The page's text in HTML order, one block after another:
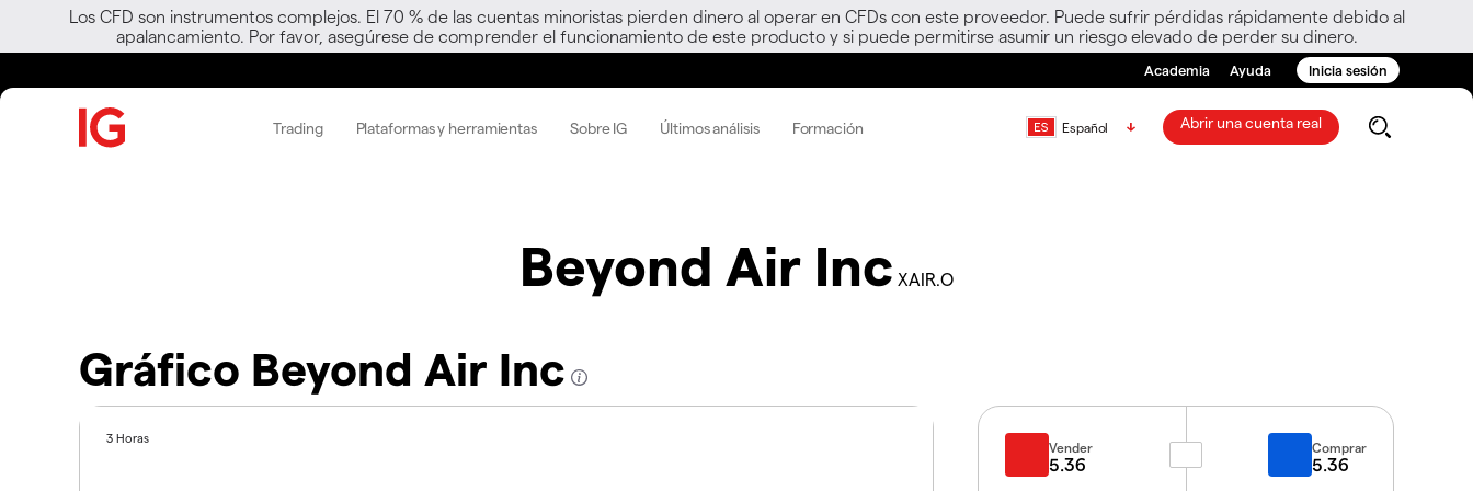
Los CFD son instrumentos complejos. El 70 % de las cuentas minoristas pierden dinero al operar en CFDs con este proveedor. Puede sufrir pérdidas rápidamente debido al
apalancamiento. Por favor, asegúrese de comprender el funcionamiento de este producto y si puede permitirse asumir un riesgo elevado de perder su dinero.
Academia Ayuda Inicia sesión
Trading Plataformas y herramientas Sobre IG Últimos análisis Formación Español Abrir una cuenta real
Beyond Air Inc XAIR.O
Gráfico Beyond Air Inc
3 Horas
Vender
5.36
Comprar
5.36